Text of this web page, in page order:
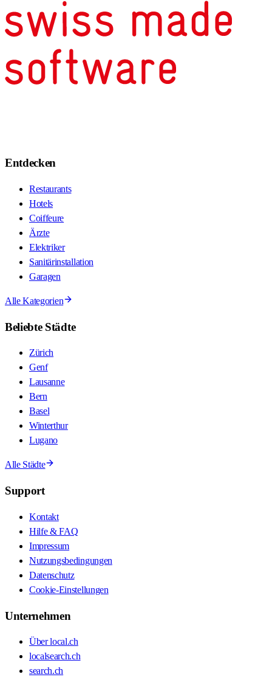
Entdecken
Restaurants
Hotels
Coiffeure
Ärzte
Elektriker
Sanitärinstallation
Garagen
Alle Kategorien
Beliebte Städte
Zürich
Genf
Lausanne
Bern
Basel
Winterthur
Lugano
Alle Städte
Support
Kontakt
Hilfe & FAQ
Impressum
Nutzungsbedingungen
Datenschutz
Cookie-Einstellungen
Unternehmen
Über local.ch
localsearch.ch
search.ch